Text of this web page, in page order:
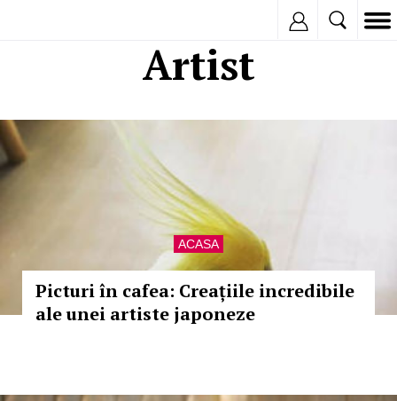
Artist
ACASA
Picturi în cafea: Creațiile incredibile
ale unei artiste japoneze